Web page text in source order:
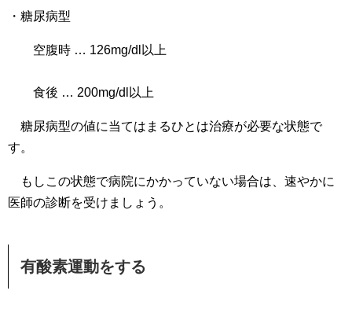
・糖尿病型
空腹時 … 126mg/dl以上
食後 … 200mg/dl以上
糖尿病型の値に当てはまるひとは治療が必要な状態で
す。
もしこの状態で病院にかかっていない場合は、速やかに
医師の診断を受けましょう。
有酸素運動をする